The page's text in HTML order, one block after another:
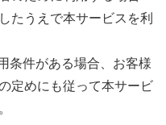
たうえで本サービスを利
条件がある場合、お客様
定めにも従って本サービ